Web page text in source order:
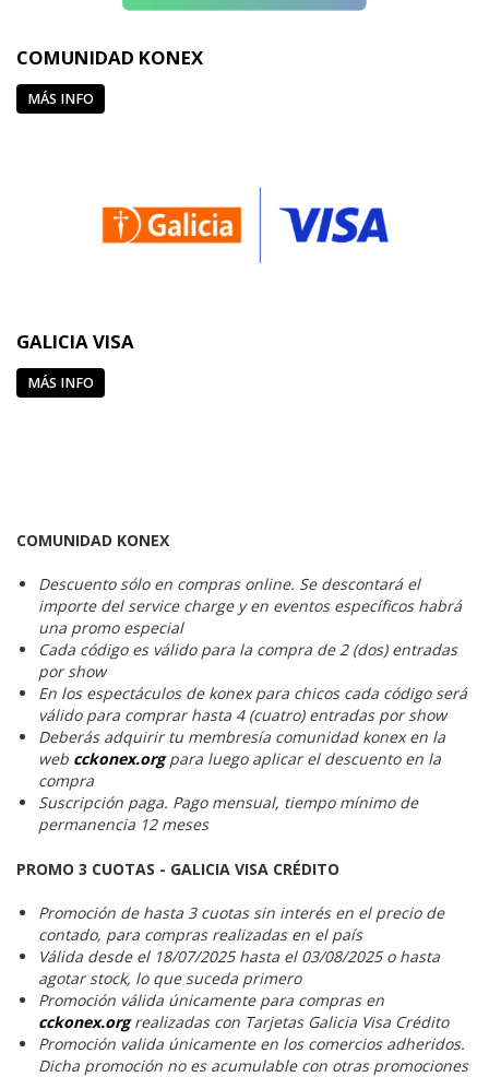
COMUNIDAD KONEX
MÁS INFO
GALICIA VISA
MÁS INFO
COMUNIDAD KONEX
Descuento sólo en compras online. Se descontará el
importe del service charge y en eventos específicos habrá
una promo especial
Cada código es válido para la compra de 2 (dos) entradas
por show
En los espectáculos de konex para chicos cada código será
válido para comprar hasta 4 (cuatro) entradas por show
Deberás adquirir tu membresía comunidad konex en la
web cckonex.org para luego aplicar el descuento en la
compra
Suscripción paga. Pago mensual, tiempo mínimo de
permanencia 12 meses
PROMO 3 CUOTAS - GALICIA VISA CRÉDITO
Promoción de hasta 3 cuotas sin interés en el precio de
contado, para compras realizadas en el país
Válida desde el 18/07/2025 hasta el 03/08/2025 o hasta
agotar stock, lo que suceda primero
Promoción válida únicamente para compras en
cckonex.org realizadas con Tarjetas Galicia Visa Crédito
Promoción valida únicamente en los comercios adheridos.
Dicha promoción no es acumulable con otras promociones